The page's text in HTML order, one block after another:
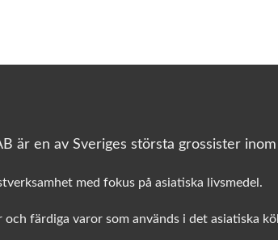
är en av Sveriges största grossister
med fokus på asiatiska livsmedel.
och färdiga varor som används i det asiatiska